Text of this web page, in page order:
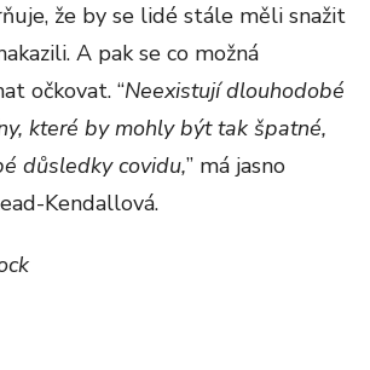
že by se lidé stále měli snažit
A pak se co možná
očkovat. “Neexistují dlouhodobé
které by mohly být tak špatné,
důsledky covidu,” má jasno
Kendallová.